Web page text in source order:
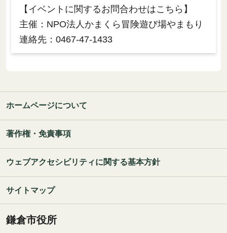
【イベントに関するお問合わせはこちら】
主催：NPO法人かまくら冒険遊び場やまもり
連絡先：0467-47-1433
ホームページについて
著作権・免責事項
ウェブアクセシビリティに関する基本方針
サイトマップ
鎌倉市役所